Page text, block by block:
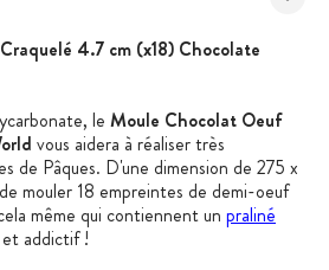
4.7 cm (x18) Chocolate
le Moule Chocolat Oeuf
vous aidera à réaliser très
de Pâques. D'une dimension de 275 x
mouler 18 empreintes de demi-oeuf
même qui contiennent un praliné
addictif !